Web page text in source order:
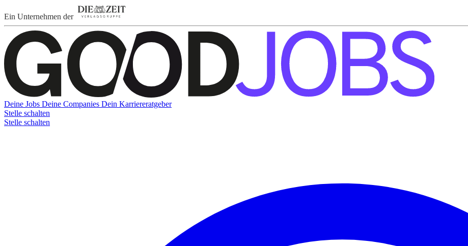
Ein Unternehmen der
Deine Jobs Deine Companies Dein Karriereratgeber
Stelle schalten
Stelle schalten